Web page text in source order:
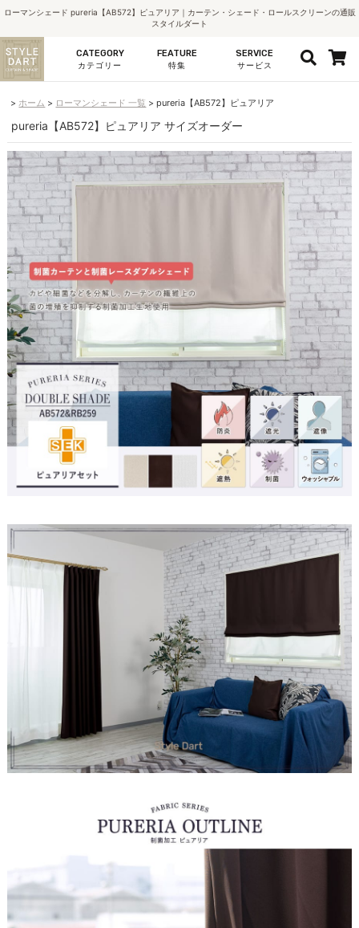
ローマンシェード pureria【AB572】ピュアリア｜カーテン・シェード・ロールスクリーンの通販
スタイルダート
CATEGORY
カテゴリー
FEATURE
特集
SERVICE
サービス
ホーム ローマンシェード 一覧 pureria【AB572】ピュアリア
pureria【AB572】ピュアリア サイズオーダー